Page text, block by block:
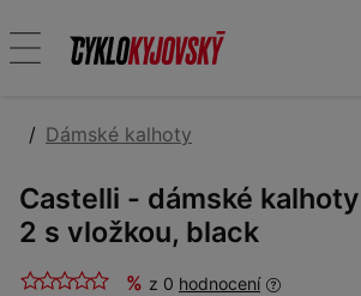
Dámské kalhoty
Castelli - dámské
2 s vložkou, black
% z 0 hodnocení